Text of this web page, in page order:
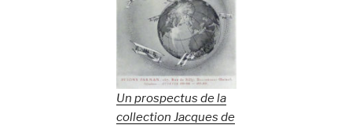
Un prospectus de la
collection Jacques de